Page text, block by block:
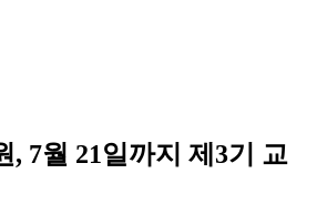
, 7월 21일까지 제3기 교